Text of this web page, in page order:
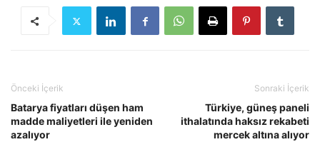
Önceki İçerik
Batarya fiyatları düşen ham
madde maliyetleri ile yeniden
azalıyor
Sonraki İçerik
Türkiye, güneş paneli
ithalatında haksız rekabeti
mercek altına alıyor